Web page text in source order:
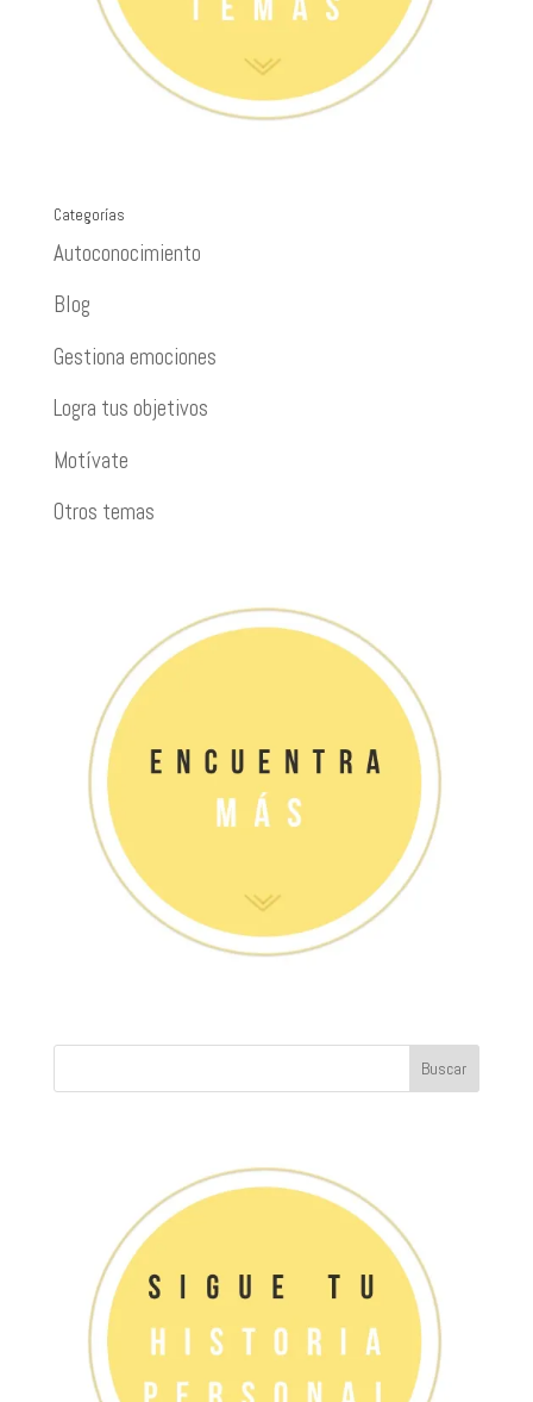
Categorías
Autoconocimiento
Blog
Gestiona emociones
Logra tus objetivos
Motívate
Otros temas